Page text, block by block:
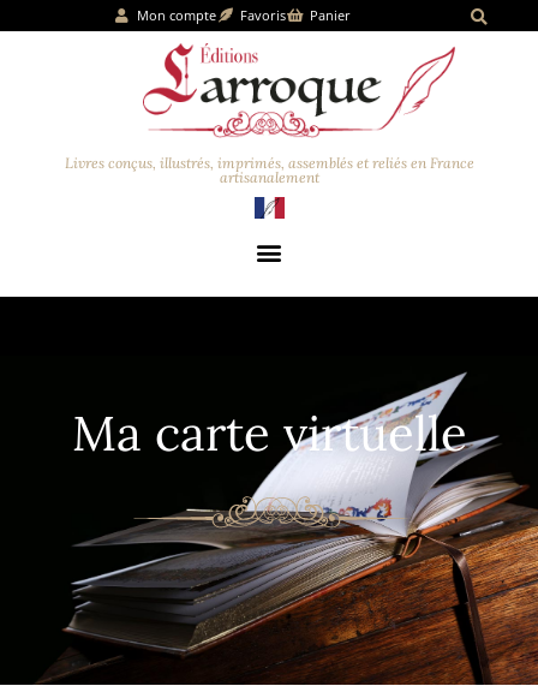
Mon compte Favoris Panier
Livres conçus, illustrés, imprimés, assemblés et reliés en France
artisanalement
Ma carte virtuelle